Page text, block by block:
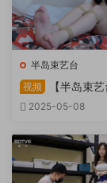
半岛束艺台
视频
【半岛束
物业为您服务
2025-05-08